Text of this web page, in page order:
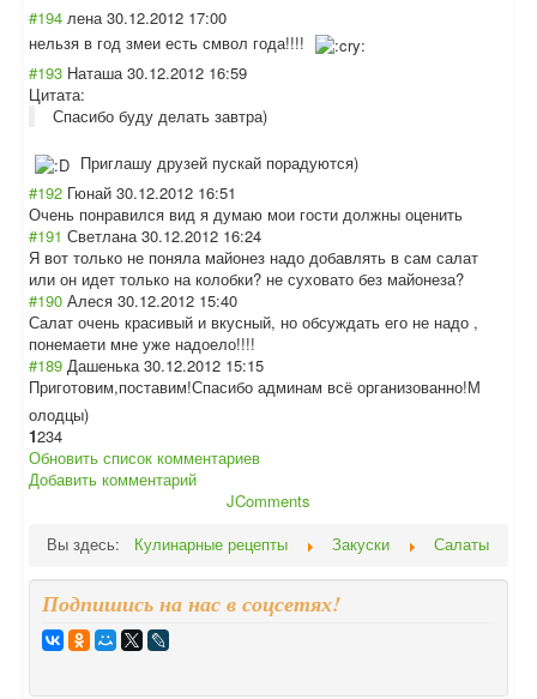
#194 лена 30.12.2012 17:00
нельзя в год змеи есть смвол года!!!!
#193 Наташа 30.12.2012 16:59
Цитата:
Спасибо буду делать завтра)
Приглашу друзей пускай порадуются)
#192 Гюнай 30.12.2012 16:51
Очень понравился вид я думаю мои гости должны оценить
#191 Светлана 30.12.2012 16:24
Я вот только не поняла майонез надо добавлять в сам салат
или он идет только на колобки? не суховато без майонеза?
#190 Алеся 30.12.2012 15:40
Салат очень красивый и вкусный, но обсуждать его не надо ,
понемаети мне уже надоело!!!!
#189 Дашенька 30.12.2012 15:15
Приготовим,поставим!Спасибо админам всё организованно!М
олодцы)
1234
Обновить список комментариев
Добавить комментарий
JComments
Вы здесь:
Кулинарные рецепты Закуски Салаты
Подпишись на нас в соцсетях!